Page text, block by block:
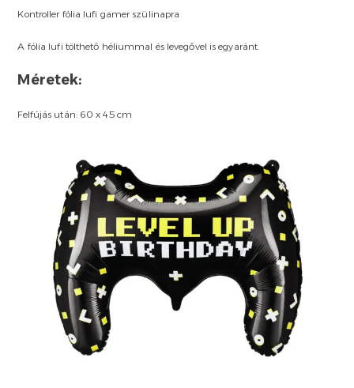
Kontroller fólia lufi gamer szülinapra
A fólia lufi tölthető héliummal és levegővel is egyaránt.
Méretek:
Felfújás után: 60 x 45 cm